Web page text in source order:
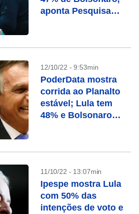
aponta Pesquisa
12/10/22 - 9:53min
PoderData mostra
corrida ao Planalto
estável; Lula tem
48% e Bolsonaro
11/10/22 - 13:07min
Ipespe mostra Lula
com 50% das
intenções de voto e